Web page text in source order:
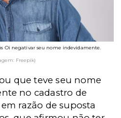
Oi negativar seu nome indevidamente.
Freepik)
que teve seu nome
no cadastro de
razão de suposta